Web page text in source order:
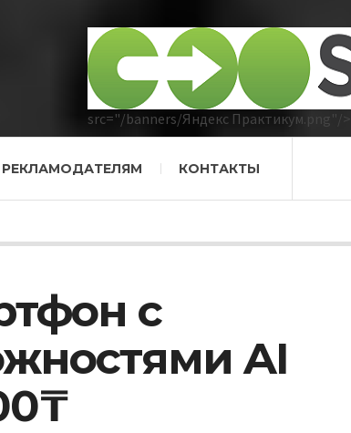
src="/banners/Яндекс Практикум.png"/>
РЕКЛАМОДАТЕЛЯМ КОНТАКТЫ
с
AI